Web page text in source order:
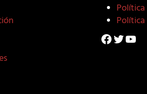
Facebook
Twitter